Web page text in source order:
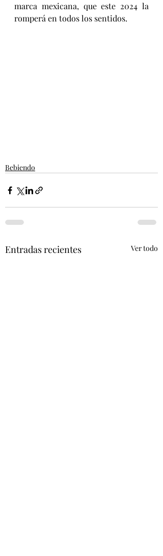
marca mexicana, que este 2024 la
romperá en todos los sentidos.
Bebiendo
Entradas recientes Ver todo